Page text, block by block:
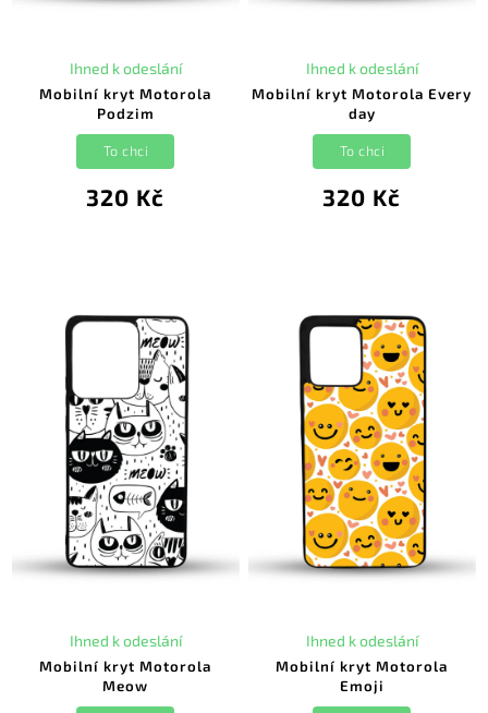
Mobilní kryt Motorola
Podzim
Ihned k odeslání
320 Kč
To chci
Mobilní kryt Motorola Every
day
Ihned k odeslání
320 Kč
To chci
Mobilní kryt Motorola
Meow
Ihned k odeslání
Mobilní kryt Motorola
Emoji
Ihned k odeslání